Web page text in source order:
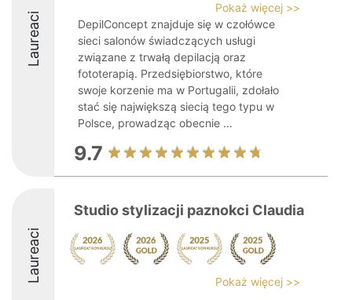
Laureaci
Pokaż więcej >>
DepilConcept znajduje się w czołówce
sieci salonów świadczących usługi
związane z trwałą depilacją oraz
fototerapią. Przedsiębiorstwo, które
swoje korzenie ma w Portugalii, zdołało
stać się największą siecią tego typu w
Polsce, prowadząc obecnie ...
9.7
Laureaci
Studio stylizacji paznokci Claudia
Pokaż więcej >>